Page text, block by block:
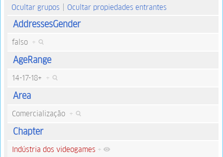
Ocultar grupos Ocultar propiedades entrantes
AddressesGender
falso +
AgeRange
14-17-18+ +
Area
Comercialização +
Chapter
Indústria dos videogames +